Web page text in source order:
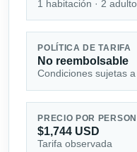
1 habitación · 2
POLÍTICA DE TARIFA
No reembolsable
Condiciones sujetas
PRECIO POR
$1,744 USD
Tarifa observada